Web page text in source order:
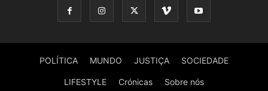
POLÍTICA MUNDO JUSTIÇA SOCIEDADE
LIFESTYLE Crónicas Sobre nós